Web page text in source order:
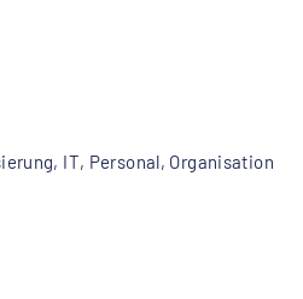
IT, Personal, Organisation